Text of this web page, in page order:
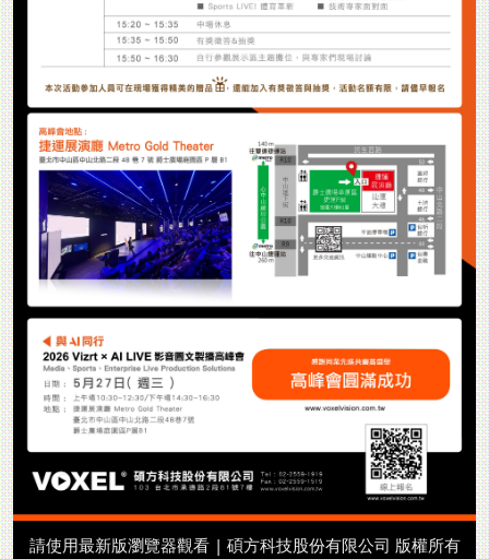
請使用最新版瀏覽器觀看 | 碩方科技股份有限公司 版權所有